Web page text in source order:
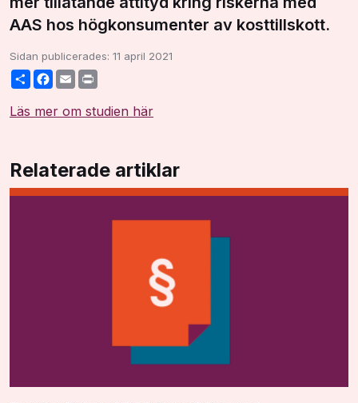
AAS hos högkonsumenter av kosttillskott.
Sidan publicerades: 11 april 2021
ShareFacebook
Email
Läs mer om studien här
Relaterade artiklar